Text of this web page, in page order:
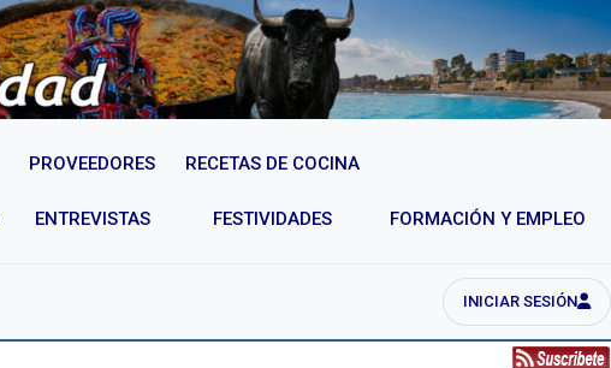
PROVEEDORES RECETAS DE COCINA
ENTREVISTAS FESTIVIDADES FORMACIÓN Y EMPLEO
INICIAR SESIÓN